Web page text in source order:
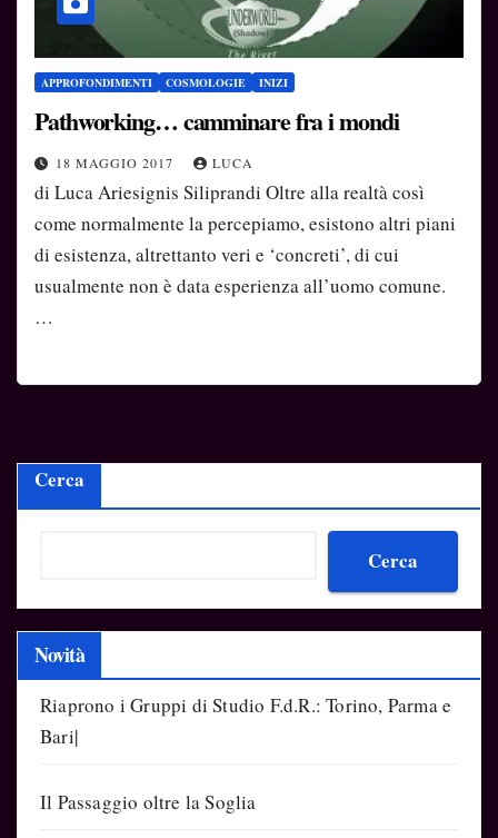
APPROFONDIMENTI COSMOLOGIE INIZI
Pathworking… camminare fra i mondi
18 MAGGIO 2017 LUCA
di Luca Ariesignis Siliprandi Oltre alla realtà così
come normalmente la percepiamo, esistono altri piani
di esistenza, altrettanto veri e ‘concreti’, di cui
usualmente non è data esperienza all’uomo comune.
…
Cerca
Cerca
Novità
Riaprono i Gruppi di Studio F.d.R.: Torino, Parma e
Bari|
Il Passaggio oltre la Soglia